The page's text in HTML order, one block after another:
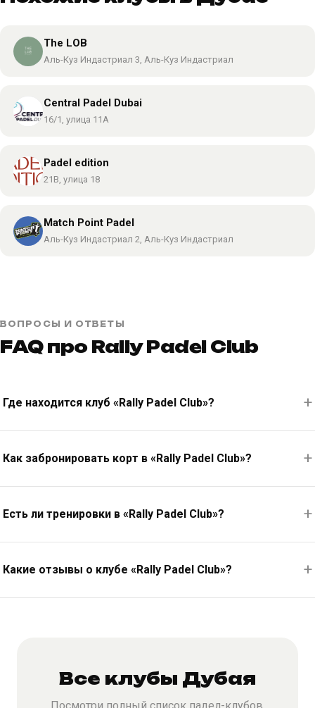
The LOB
Аль-Куз Индастриал 3, Аль-Куз Индастриал
Central Padel Dubai
16/1, улица 11А
Padel edition
21B, улица 18
Match Point Padel
Аль-Куз Индастриал 2, Аль-Куз Индастриал
ВОПРОСЫ И ОТВЕТЫ
FAQ про Rally Padel Club
Где находится клуб «Rally Padel Club»?
Как забронировать корт в «Rally Padel Club»?
Есть ли тренировки в «Rally Padel Club»?
Какие отзывы о клубе «Rally Padel Club»?
Все клубы Дубая